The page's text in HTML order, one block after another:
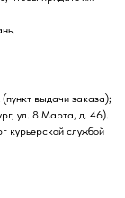
выдачи заказа);
ул. 8 Марта, д. 46).
курьерской службой